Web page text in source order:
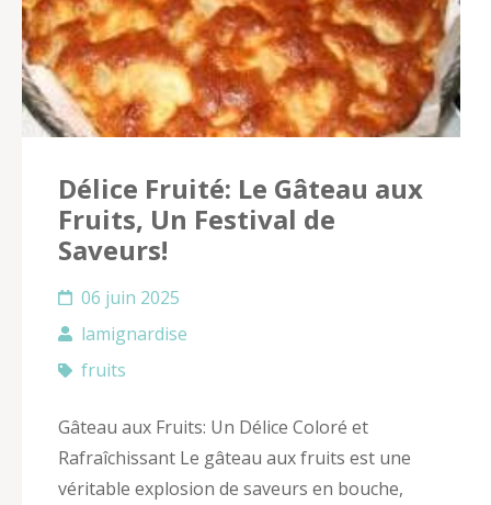
Délice Fruité: Le Gâteau aux
Fruits, Un Festival de
Saveurs!
06 juin 2025
lamignardise
fruits
Gâteau aux Fruits: Un Délice Coloré et
Rafraîchissant Le gâteau aux fruits est une
véritable explosion de saveurs en bouche,